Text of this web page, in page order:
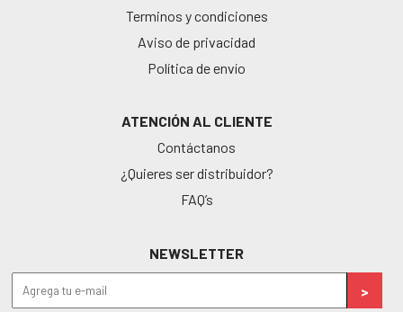
Terminos y condiciones
Aviso de privacidad
Política de envío
ATENCIÓN AL CLIENTE
Contáctanos
¿Quieres ser distribuidor?
FAQ’s
NEWSLETTER